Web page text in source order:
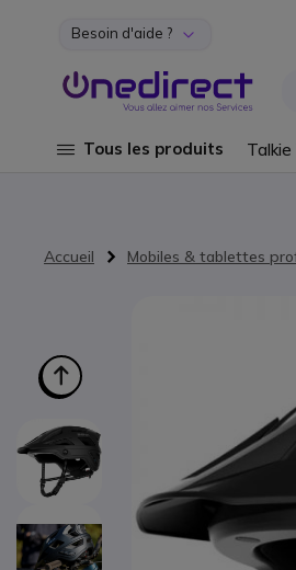
Aller au contenu
Besoin d'aide ?
Tous les produits
Accueil Mobiles & tablettes